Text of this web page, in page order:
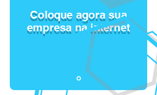
Coloque agora sua
empresa na internet